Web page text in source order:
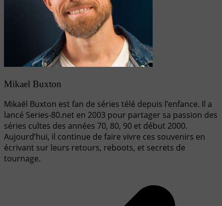
Mikael Buxton
Mikaël Buxton est fan de séries télé depuis l’enfance. Il a
lancé Series-80.net en 2003 pour partager sa passion des
séries cultes des années 70, 80, 90 et début 2000.
Aujourd’hui, il continue de faire vivre ces souvenirs en
écrivant sur leurs retours, reboots, et secrets de
tournage.